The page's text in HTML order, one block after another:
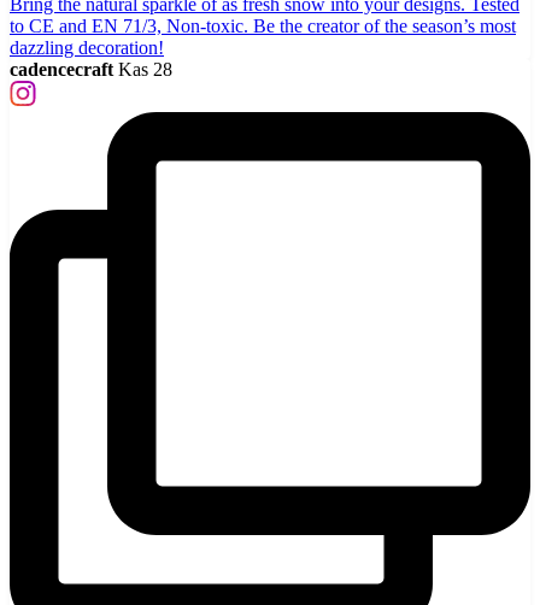
cadencecraft Kas 28